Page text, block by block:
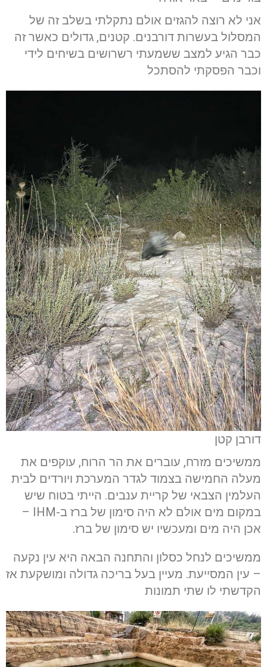
אני לא רוצה להגזים אולם נתקלתי בשלב זה של
המסלול בעשרות דורבנים. קטנים, גדולים כאשר זה
כבר הגיע למצב ששמעתי רשרושים בשיחים לידי
וכבר הפסקתי להסתכל
דורבן קטן
ממשיכים מזרח, עוברים את הר הרוח, עוקפים את
מעלה החמישה בצמוד לגדר המערכת ויורדים לבית
העלמין הצבאי של קריית ענבים. הייתי בטוח שיש
במקום מים אולם לא היה סימון של ברז ב-IHM –
אכן היה מים ומעכשיו יש סימון של ברז.
ממשיכים לנחל כסלון והתחנה הבאה היא עין נקעה
– עין המסייעת. מעיין בעל בריכה גדולה ומושקעת אז
הקדשתי לו שתי תמונות